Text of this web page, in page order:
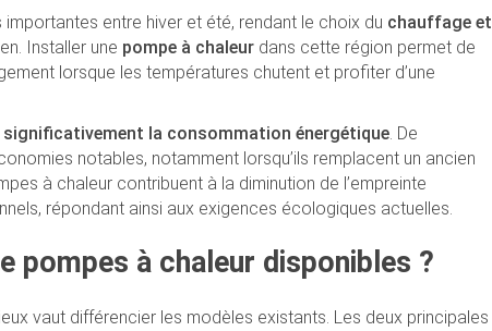
entre hiver et été, rendant le choix du chauffage et
Installer une pompe à chaleur dans cette région permet de
lorsque les températures chutent et profiter d’une
significativement la consommation énergétique. De
notables, notamment lorsqu’ils remplacent un ancien
à chaleur contribuent à la diminution de l’empreinte
répondant ainsi aux exigences écologiques actuelles.
pompes à chaleur disponibles ?
vaut différencier les modèles existants. Les deux principales